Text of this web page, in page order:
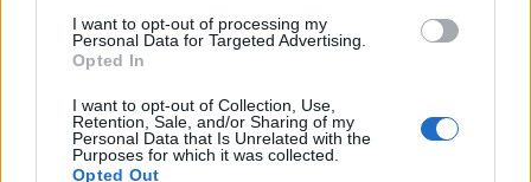
I want to opt-out of processing my
Personal Data for Targeted Advertising.
Opted In
I want to opt-out of Collection, Use,
Retention, Sale, and/or Sharing of my
Personal Data that Is Unrelated with the
Purposes for which it was collected.
Opted Out
280.000 euro
2025-07-22
Avviso Pubblico ISI 2023
INAIL - Direzione Centrale Prevenzione
97.771 euro